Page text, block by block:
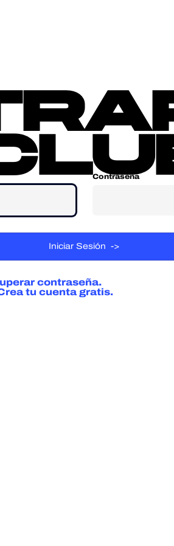
Contraseña
contraseña.
tu cuenta gratis.